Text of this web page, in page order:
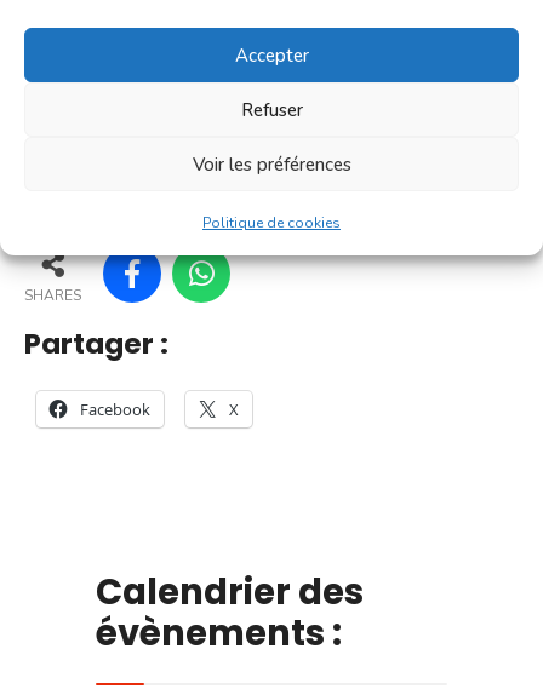
Accepter
Refuser
Voir les préférences
Politique de cookies
[...]
En savoir plus
152
SHARES
Partager :
Facebook X
Calendrier des
évènements :